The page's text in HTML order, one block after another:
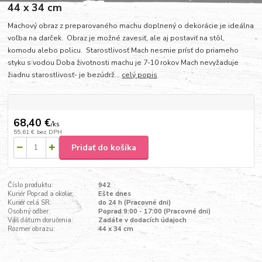
44 x 34 cm
Machový obraz z preparovaného machu doplnený o dekorácie je ideálna
voľba na darček. Obraz je možné zavesiť, ale aj postaviť na stôl,
komodu alebo policu. Starostlivosť Mach nesmie prísť do priameho
styku s vodou Doba životnosti machu je 7-10 rokov Mach nevyžaduje
žiadnu starostlivosť- je bezúdrž...celý popis
68,40 €/ks
55,61 € bez DPH
Pridať do košíka
Číslo produktu:
942
Kuriér Poprad a okolie:
Ešte dnes
Kuriér celá SR:
do 24 h (Pracovné dni)
Osobný odber:
Poprad 9:00 - 17:00 (Pracovné dni)
Váš dátum doručenia:
Zadáte v dodacích údajoch
Rozmer obrazu:
44 x 34 cm